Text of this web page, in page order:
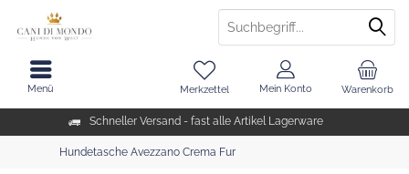
Schneller Versand - fast alle Artikel Lagerware
Warenkorb
Merkzettel Mein Konto
Menü
Hundetasche Avezzano Crema Fur